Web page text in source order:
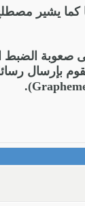
يشير
صعوبة
يقوم
).